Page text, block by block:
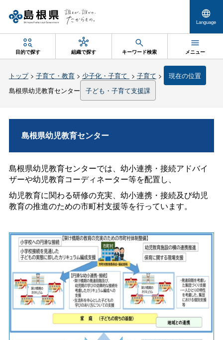
Language
目的で探す 組織で探す キーワード検索 メニュー
トップ> 子育て・教育> 少子化・子育て > 子育て >
現在の位置
島根県幼児教育センター
子ども・子育て支援課
島根県幼児教育センター
島根県幼児教育センターでは、幼小連携・接続アドバイ
ザーや幼児教育コーディネーター等を配置し、
幼児教育に関わる研修の充実、幼小連携・接続及び幼児
教育の推進のための市町村支援等を行っています。